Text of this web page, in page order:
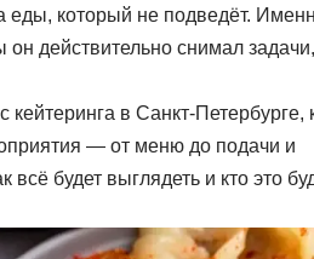
еды, который не подведёт.
действительно снимал
кейтеринга в Санкт-Петербурге,
— от меню до подачи и
будет выглядеть и кто это